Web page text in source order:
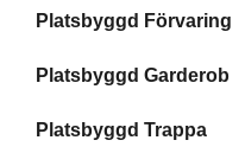
Platsbyggd Förvaring
Platsbyggd Garderob
Platsbyggd Trappa